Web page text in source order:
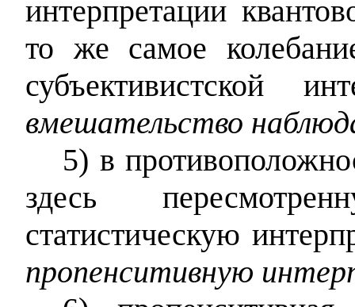
интерпретации
то же самое
субъективистской
вмешательство
5) в
здесь
статистическую
пропенситивную